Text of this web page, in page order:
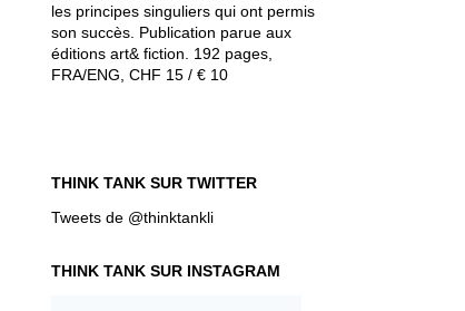
les principes singuliers qui ont permis
son succès. Publication parue aux
éditions art& fiction. 192 pages,
FRA/ENG, CHF 15 / € 10
THINK TANK SUR TWITTER
Tweets de @thinktankli
THINK TANK SUR INSTAGRAM